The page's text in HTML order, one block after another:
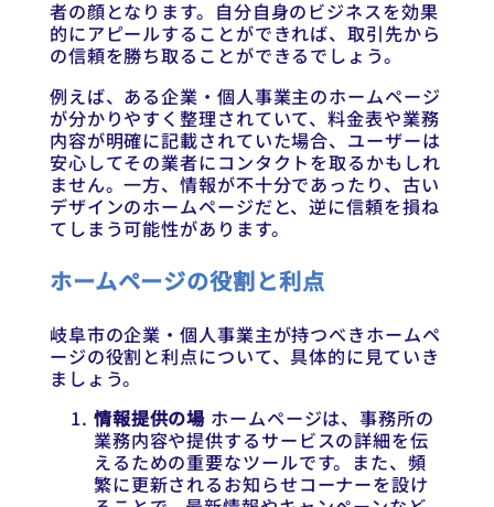
者の顔となります。自分自身のビジネスを効果
的にアピールすることができれば、取引先から
の信頼を勝ち取ることができるでしょう。
例えば、ある企業・個人事業主のホームページ
が分かりやすく整理されていて、料金表や業務
内容が明確に記載されていた場合、ユーザーは
安心してその業者にコンタクトを取るかもしれ
ません。一方、情報が不十分であったり、古い
デザインのホームページだと、逆に信頼を損ね
てしまう可能性があります。
ホームページの役割と利点
岐阜市の企業・個人事業主が持つべきホームペ
ージの役割と利点について、具体的に見ていき
ましょう。
情報提供の場 ホームページは、事務所の
業務内容や提供するサービスの詳細を伝
えるための重要なツールです。また、頻
繁に更新されるお知らせコーナーを設け